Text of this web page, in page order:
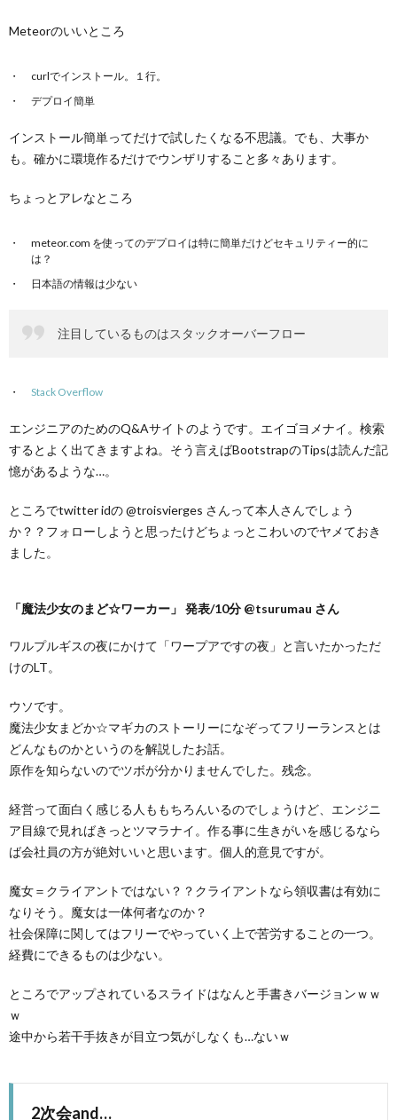
Meteorのいいところ
curlでインストール。１行。
デプロイ簡単
インストール簡単ってだけで試したくなる不思議。でも、大事か
も。確かに環境作るだけでウンザリすること多々あります。
ちょっとアレなところ
meteor.com を使ってのデプロイは特に簡単だけどセキュリティー的に
は？
日本語の情報は少ない
注目しているものはスタックオーバーフロー
Stack Overflow
エンジニアのためのQ&Aサイトのようです。エイゴヨメナイ。検索
するとよく出てきますよね。そう言えばBootstrapのTipsは読んだ記
憶があるような…。
ところでtwitter idの @troisvierges さんって本人さんでしょう
か？？フォローしようと思ったけどちょっとこわいのでヤメておき
ました。
「魔法少女のまど☆ワーカー」 発表/10分 @tsurumau さん
ワルプルギスの夜にかけて「ワープアですの夜」と言いたかっただ
けのLT。
ウソです。
魔法少女まどか☆マギカのストーリーになぞってフリーランスとは
どんなものかというのを解説したお話。
原作を知らないのでツボが分かりませんでした。残念。
経営って面白く感じる人ももちろんいるのでしょうけど、エンジニ
ア目線で見ればきっとツマラナイ。作る事に生きがいを感じるなら
ば会社員の方が絶対いいと思います。個人的意見ですが。
魔女＝クライアントではない？？クライアントなら領収書は有効に
なりそう。魔女は一体何者なのか？
社会保障に関してはフリーでやっていく上で苦労することの一つ。
経費にできるものは少ない。
ところでアップされているスライドはなんと手書きバージョンｗｗ
ｗ
途中から若干手抜きが目立つ気がしなくも…ないｗ
2次会and…